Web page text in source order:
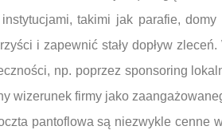
takimi jak parafie,
i zapewnić stały dopływ
np. poprzez sponsoring
wizerunek firmy jako
pantoflowa są niezwykle cenne